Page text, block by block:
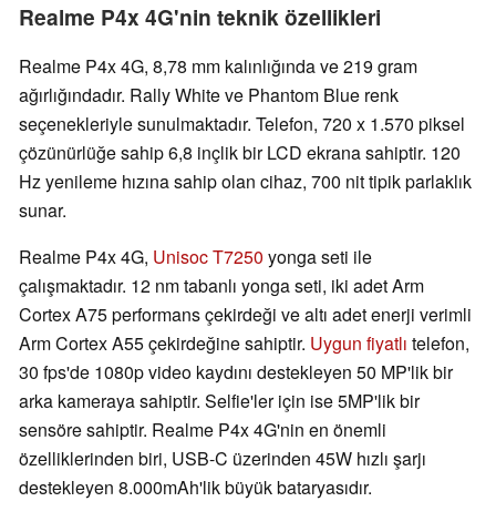
Realme P4x 4G'nin teknik özellikleri
Realme P4x 4G, 8,78 mm kalınlığında ve 219 gram
ağırlığındadır. Rally White ve Phantom Blue renk
seçenekleriyle sunulmaktadır. Telefon, 720 x 1.570 piksel
çözünürlüğe sahip 6,8 inçlik bir LCD ekrana sahiptir. 120
Hz yenileme hızına sahip olan cihaz, 700 nit tipik parlaklık
sunar.
Realme P4x 4G, Unisoc T7250 yonga seti ile
çalışmaktadır. 12 nm tabanlı yonga seti, iki adet Arm
Cortex A75 performans çekirdeği ve altı adet enerji verimli
Arm Cortex A55 çekirdeğine sahiptir. Uygun fiyatlı telefon,
30 fps'de 1080p video kaydını destekleyen 50 MP'lik bir
arka kameraya sahiptir. Selfie'ler için ise 5MP'lik bir
sensöre sahiptir. Realme P4x 4G'nin en önemli
özelliklerinden biri, USB-C üzerinden 45W hızlı şarjı
destekleyen 8.000mAh'lik büyük bataryasıdır.